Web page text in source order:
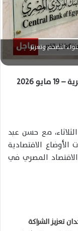
التضخم وتعزيز
2026
مع حسن عبد
الأوضاع الاقتصادية
الاقتصاد المصري في
تعزيز الشراكة